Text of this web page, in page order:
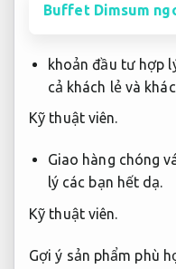
Buffet Dimsum
khoản đầu tư hợp
cả khách lẻ và
Kỹ thuật viên.
Giao hàng chóng
lý các bạn hết dạ.
Kỹ thuật viên.
Gợi ý sản phẩm phù